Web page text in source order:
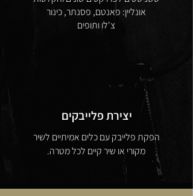
אונליין: פאנטם, פסנתר, כינור
צ'לו ותופים
יצירת פלייבקים
הפקת פלייבק עם כלים אמיתיים לשיר
מקורי או שיר קיים​ לכל מטרה.